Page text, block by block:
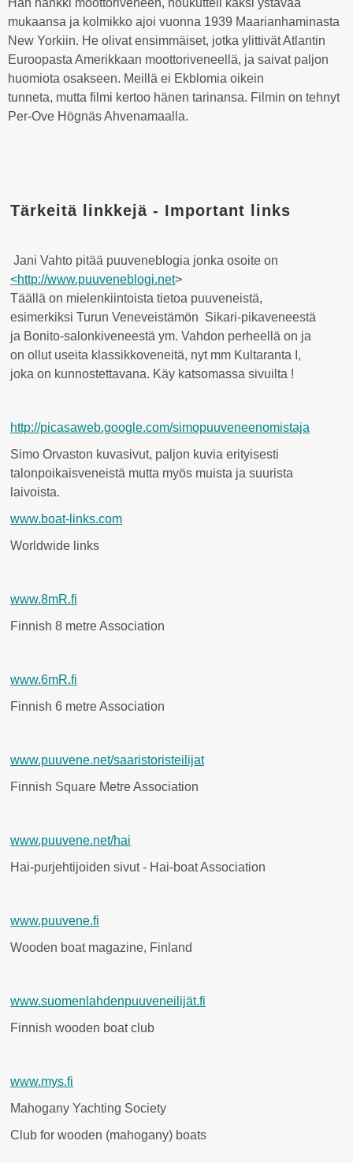
Hän hankki moottoriveneen, houkutteli kaksi ystävää
mukaansa ja kolmikko ajoi vuonna 1939 Maarianhaminasta
New Yorkiin. He olivat ensimmäiset, jotka ylittivät Atlantin
Euroopasta Amerikkaan moottoriveneellä, ja saivat paljon
huomiota osakseen. Meillä ei Ekblomia oikein
tunneta, mutta filmi kertoo hänen tarinansa. Filmin on tehnyt
Per-Ove Högnäs Ahvenamaalla.
Tärkeitä linkkejä - Important links
Jani Vahto pitää puuveneblogia jonka osoite on
<http://www.puuveneblogi.net>
Täällä on mielenkiintoista tietoa puuveneistä,
esimerkiksi Turun Veneveistämön Sikari-pikaveneestä
ja Bonito-salonkiveneestä ym. Vahdon perheellä on ja
on ollut useita klassikkoveneitä, nyt mm Kultaranta I,
joka on kunnostettavana. Käy katsomassa sivuilta !
http://picasaweb.google.com/simopuuveneenomistaja
Simo Orvaston kuvasivut, paljon kuvia erityisesti
talonpoikaisveneistä mutta myös muista ja suurista
laivoista.
www.boat-links.com
Worldwide links
www.8mR.fi
Finnish 8 metre Association
www.6mR.fi
Finnish 6 metre Association
www.puuvene.net/saaristoristeilijat
Finnish Square Metre Association
www.puuvene.net/hai
Hai-purjehtijoiden sivut - Hai-boat Association
www.puuvene.fi
Wooden boat magazine, Finland
www.suomenlahdenpuuveneilijät.fi
Finnish wooden boat club
www.mys.fi
Mahogany Yachting Society
Club for wooden (mahogany) boats